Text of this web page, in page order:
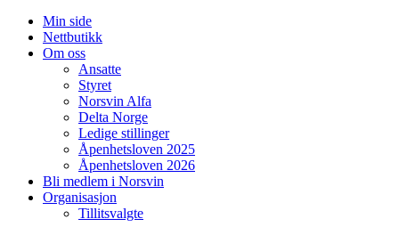
Min side
Nettbutikk
Om oss
Ansatte
Styret
Norsvin Alfa
Delta Norge
Ledige stillinger
Åpenhetsloven 2025
Åpenhetsloven 2026
Bli medlem i Norsvin
Organisasjon
Tillitsvalgte